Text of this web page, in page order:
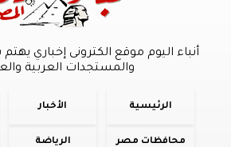
أنباء اليوم موقع الكترونى إخباري يهتم
والمستجدات العربية
الرئيسية الأخبار
محافظات مصر الرياضة